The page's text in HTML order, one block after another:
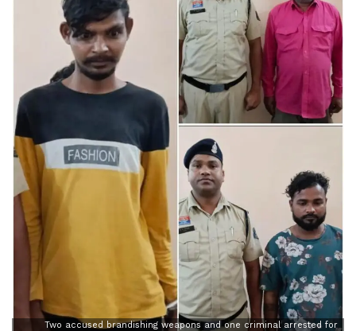
Two accused brandishing weapons and one criminal arrested for